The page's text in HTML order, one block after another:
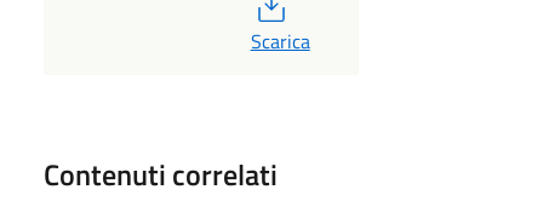
PDF
Scarica
Contenuti correlati